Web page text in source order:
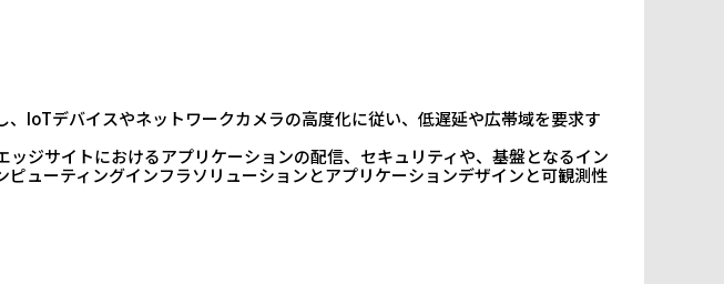
IoTデバイスやネットワークカメラの高度化に従い、低遅延や広帯域を要求す
ジサイトにおけるアプリケーションの配信、セキュリティや、基盤となるイン
ューティングインフラソリューションとアプリケーションデザインと可観測性